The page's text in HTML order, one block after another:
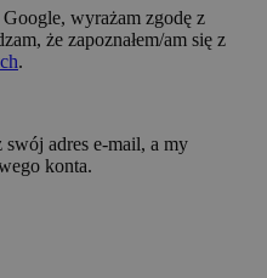
wyrażam zgodę z
że zapoznałem/am się z
.
adres e-mail, a my
konta.